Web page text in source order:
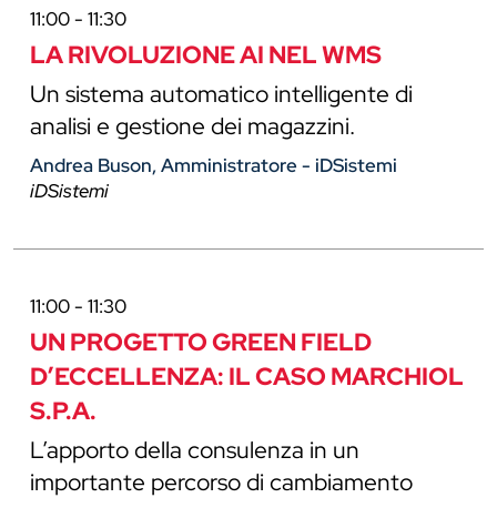
11:00 - 11:30
LA RIVOLUZIONE AI NEL WMS
Un sistema automatico intelligente di
analisi e gestione dei magazzini.
Andrea Buson, Amministratore - iDSistemi
iDSistemi
11:00 - 11:30
UN PROGETTO GREEN FIELD
D’ECCELLENZA: IL CASO MARCHIOL
S.P.A.
L’apporto della consulenza in un
importante percorso di cambiamento